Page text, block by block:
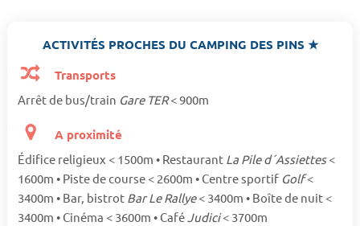
ACTIVITÉS PROCHES DU CAMPING DES PINS ★
Transports
Arrêt de bus/train Gare TER< 900m
A proximité
Édifice religieux < 1500m • Restaurant La Pile d´Assiettes<
1600m • Piste de course < 2600m • Centre sportif Golf<
3400m • Bar, bistrot Bar Le Rallye< 3400m • Boîte de nuit <
3400m • Cinéma < 3600m • Café Judici< 3700m